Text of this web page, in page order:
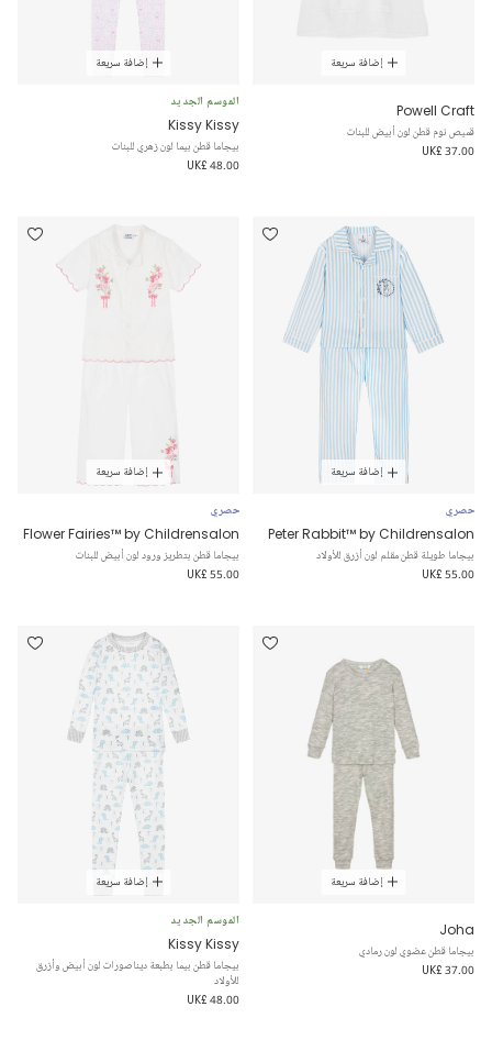
إضافة سريعة
Powell Craft
قميص نوم قطن لون أبيض للبنات
UK£ 37.00
إضافة سريعة
الموسم الجديد
Kissy Kissy
بيجاما قطن بيما لون زهري للبنات
UK£ 48.00
إضافة سريعة
حصري
Peter Rabbit™ by Childrensalon
بيجاما طويلة قطن مقلم لون أزرق للأولاد
UK£ 55.00
إضافة سريعة
حصري
Flower Fairies™ by Childrensalon
بيجاما قطن بتطريز ورود لون أبيض للبنات
UK£ 55.00
إضافة سريعة
Joha
بيجاما قطن عضوي لون رمادي
UK£ 37.00
إضافة سريعة
الموسم الجديد
Kissy Kissy
بيجاما قطن بيما بطبعة ديناصورات لون أبيض وأزرق
للأولاد
UK£ 48.00